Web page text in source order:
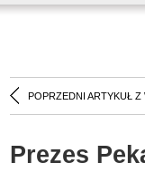
POPRZEDNI ARTYKUŁ Z
Prezes